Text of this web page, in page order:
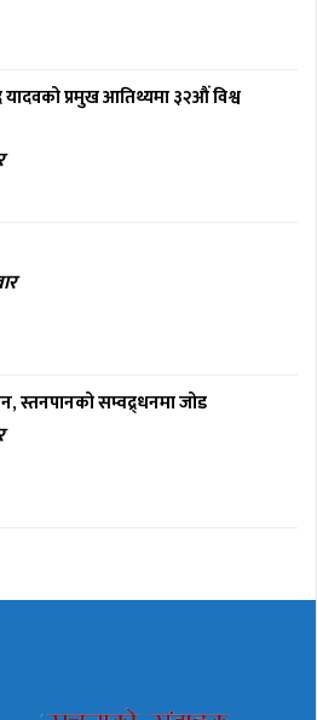
यादवको प्रमुख आतिथ्यमा ३२औं विश्व
स्तनपानको सम्वद्र्धनमा जोड